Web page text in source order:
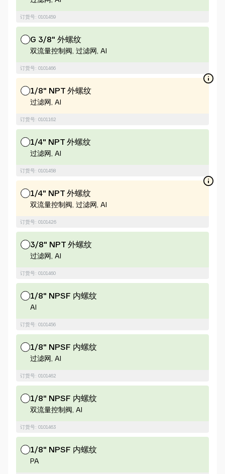
订货号: 0101459
G 3/8" 外螺纹
双流量控制阀, 过滤网, Al
订货号: 0101466
1/8" NPT 外螺纹
过滤网, Al
订货号: 0101162
1/4" NPT 外螺纹
过滤网, Al
订货号: 0101458
1/4" NPT 外螺纹
双流量控制阀, 过滤网, Al
订货号: 0101426
3/8" NPT 外螺纹
过滤网, Al
订货号: 0101460
1/8" NPSF 内螺纹
Al
订货号: 0101456
1/8" NPSF 内螺纹
过滤网, Al
订货号: 0101462
1/8" NPSF 内螺纹
双流量控制阀, Al
订货号: 0101463
1/8" NPSF 内螺纹
PA